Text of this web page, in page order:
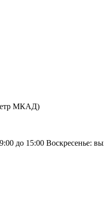
МКАД)
до 15:00 Воскресенье: